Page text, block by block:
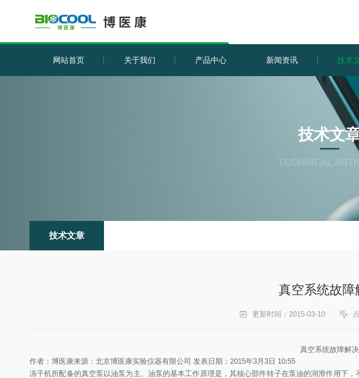
网站首页 关于我们 产品中心 新闻资讯 技术
技术文
TECHNICAL
技术文章
真空系统故障
更新时间：2015-03-10
真空系统故障解决
作者：博医康来源：北京博医康实验仪器有限公司 发表日期：2015年3月3日 10:55
冻干机所配备的真空泵以油泵为主。油泵的基本工作原理是，其核心部件转子在泵油的润滑作用下